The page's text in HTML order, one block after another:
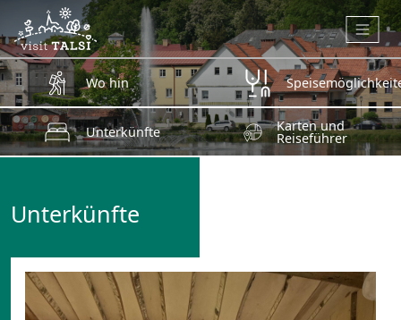
Zum Hauptinhalt springen
Wo hin
Unterkünfte Karten und
Reiseführer
Unterkünfte